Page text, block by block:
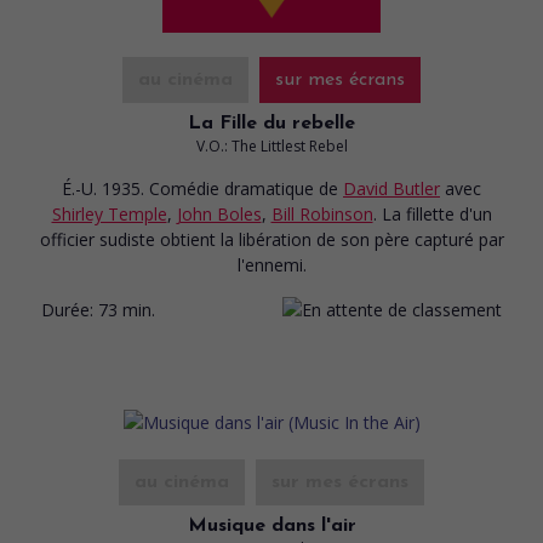
sur mes écrans
La Fille du rebelle
V.O.: The Littlest Rebel
É.-U. 1935. Comédie dramatique de David Butler avec
Shirley Temple, John Boles, Bill Robinson. La fillette d'un
officier sudiste obtient la libération de son père capturé par
l'ennemi.
Durée: 73 min.
Musique dans l'air